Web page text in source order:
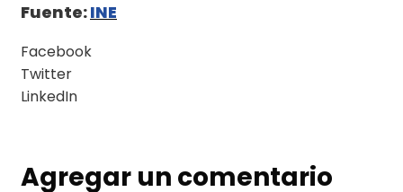
Fuente:INE
Facebook
Twitter
LinkedIn
Agregar un comentario